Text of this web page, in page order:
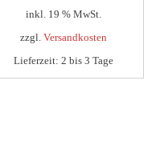
Produktseite
gewählt
inkl. 19 % MwSt.
zzgl. Versandkosten
Lieferzeit: 2 bis 3 Tage